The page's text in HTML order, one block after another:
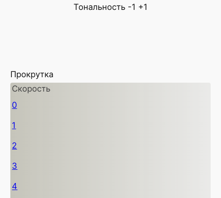
Тональность -1 +1
Прокрутка
Скорость
0
1
2
3
4